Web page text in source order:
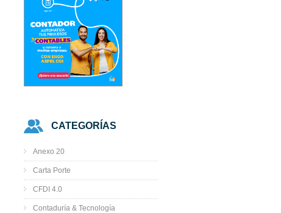
CATEGORÍAS
Anexo 20
Carta Porte
CFDI 4.0
Contaduría & Tecnología